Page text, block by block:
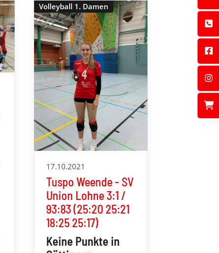
Volleyball 1. Damen
17.10.2021
Tuspo Weende - SV
Union Lohne 3:1 /
93:83 (25:20 25:21
18:25 25:17)
Keine Punkte in